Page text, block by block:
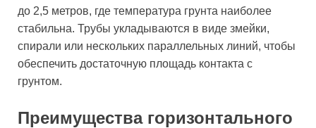
до 2,5 метров, где температура грунта наиболее
стабильна. Трубы укладываются в виде змейки,
спирали или нескольких параллельных линий, чтобы
обеспечить достаточную площадь контакта с
грунтом.
Преимущества горизонтального